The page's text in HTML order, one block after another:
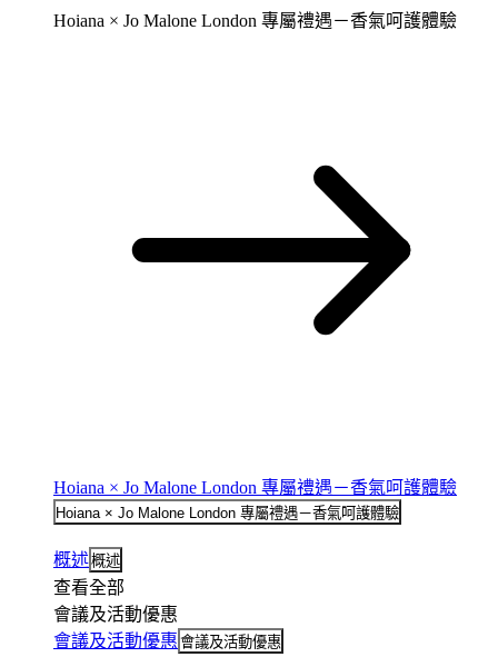
Hoiana × Jo Malone London 專屬禮遇－香氣呵護體驗
Hoiana × Jo Malone London 專屬禮遇－香氣呵護體驗
Hoiana × Jo Malone London 專屬禮遇－香氣呵護體驗
概述概述
查看全部
會議及活動優惠
會議及活動優惠 會議及活動優惠